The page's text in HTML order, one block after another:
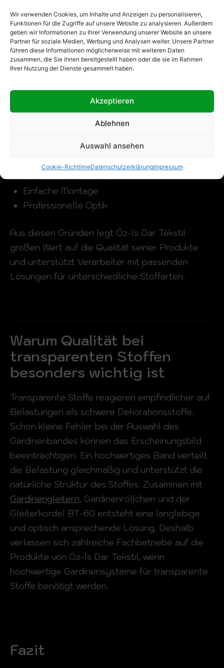
Wir verwenden Cookies, um Inhalte und Anzeigen zu personalisieren,
Funktionen für die Zugriffe auf unsere Website zu analysieren. Außerdem
geben wir Informationen zu Ihrer Verwendung unserer Website an unsere
Partner für soziale Medien, Werbung und Analysen weiter. Unsere Partner
führen diese Informationen möglicherweise mit weiteren Daten
zusammen, die Sie ihnen bereitgestellt haben oder die sie im Rahmen
Ihrer Nutzung der Dienste gesammelt haben.
Akzeptieren
Ablehnen
Auswahl ansehen
Cookie-RichtlinieDatenschutzerklärungImpressum
Vorteile hochwertiger
Gardinenbänder
Die Wahl eines hochwertigen Gardinenbandes
bringt zahlreiche Vorteile mit sich. Besonders bei
schnell im täglichen Gebrauch.
Eine professionelle Lösung ermöglicht:
Gleichmäßige und elegante Falten
Längere Lebensdauer der Gardinen
Verbesserte Stabilität
Einfache Montage
Professionelle Optik
Aus diesen Gründen legt Öz-Is Dar Tekstil
großen Wert auf die Qualität seiner Produkte
und unterstützt Verarbeiter mit passenden
Lösungen für unterschiedliche Stoffarten.
Warum Qualität bei
transparenten Stoffen
besonders wichtig ist
Transparente Stoffe reagieren empfindlicher auf
Belastungen als schwere Dekorationsstoffe.
Schon kleine Fehler bei der Auswahl des
Gardinenbandes können das Erscheinungsbild
beeinträchtigen. Ein hochwertiges Band verteilt
die Belastung gleichmäßig und unterstützt die
natürliche Struktur des Stoffes. Zusammen mit
Gardinengleitern, Gardinenröllchen und der
Gleiterkordel BT-60 entsteht eine langlebige
und optisch ansprechende Lösung. Deshalb
verlassen sich zahlreiche Fachbetriebe auf die
Produkte von Öz-Is Dar Tekstil, wenn
hochwertige Gardinensysteme für transparente
Stoffe benötigt werden.
Fazit